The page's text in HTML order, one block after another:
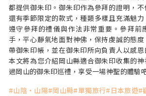
都提供御朱印。御朱印作為參拜的證明，不
還有季節限定的款式，種類多樣且充滿魅力
遵守參拜的禮儀與作法非常重要。參拜前
手，平心靜氣地面對神佛，保持虔誠的態
帶御朱印帳，並在御朱印所向負責人以感恩
本文將為您介紹岡山縣適合御朱印收集的
過岡山的御朱印巡禮，享受一場神聖的體驗
山陰・山陽 岡山縣 單獨旅行 日本旅遊